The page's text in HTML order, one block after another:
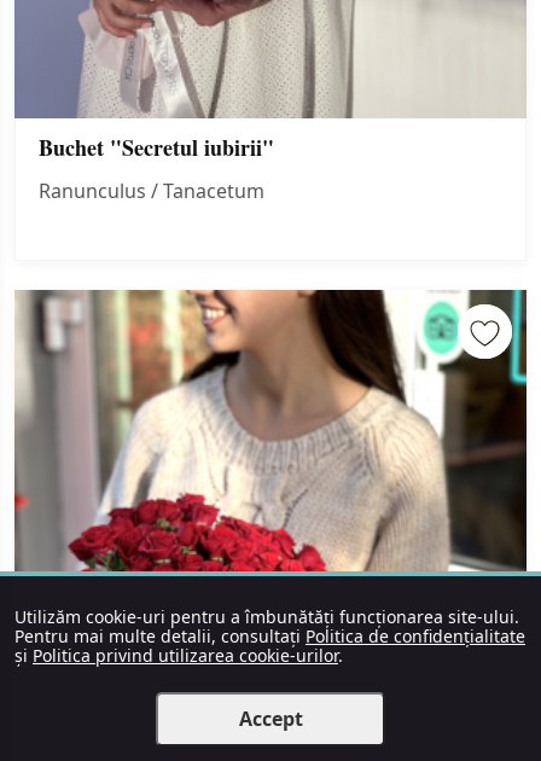
Buchet "Secretul iubirii"
Ranunculus / Tanacetum
Utilizăm cookie-uri pentru a îmbunătăți funcționarea site-ului.
Pentru mai multe detalii, consultați Politica de confidențialitate
și Politica privind utilizarea cookie-urilor.
Accept